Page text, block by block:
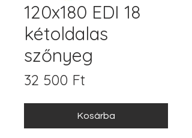
120x180 EDI 18
kétoldalas
szőnyeg
32 500 FtÁr
Kosárba